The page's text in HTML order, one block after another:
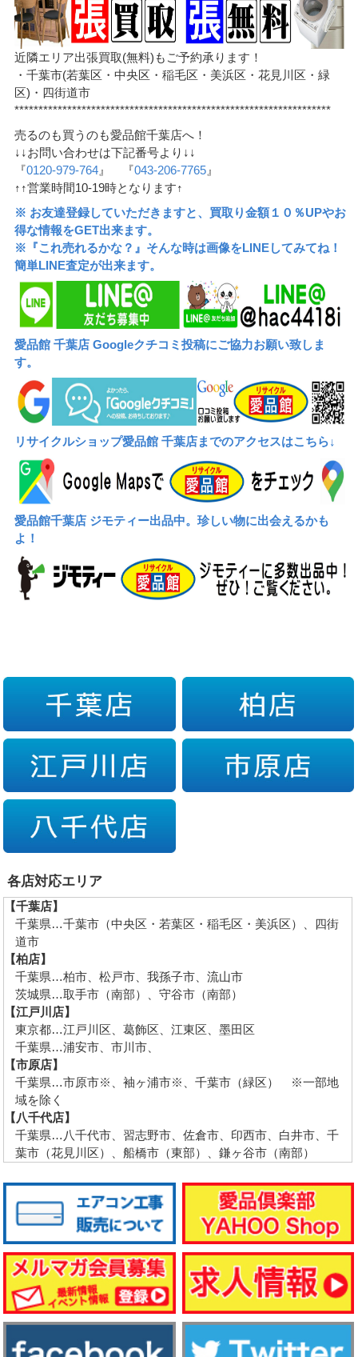
近隣エリア出張買取(無料)もご予約承ります！
・千葉市(若葉区・中央区・稲毛区・美浜区・花見川区・緑
区)・四街道市
******************************************************************
売るのも買うのも愛品館千葉店へ！
↓↓お問い合わせは下記番号より↓↓
『0120-979-764 』 『043-206-7765 』
↑↑営業時間10-19時となります↑
※ お友達登録していただきますと、買取り金額１０％UPやお
得な情報をGET出来ます。
※『これ売れるかな？』そんな時は画像をLINEしてみてね！
簡単LINE査定が出来ます。
愛品館 千葉店 Googleクチコミ投稿にご協力お願い致しま
す。
リサイクルショップ愛品館 千葉店までのアクセスはこちら↓
愛品館千葉店 ジモティー出品中。珍しい物に出会えるかも
よ！
各店対応エリア
【千葉店】
千葉県…千葉市（中央区・若葉区・稲毛区・美浜区）、四街
道市
【柏店】
千葉県…柏市、松戸市、我孫子市、流山市
茨城県…取手市（南部）、守谷市（南部）
【江戸川店】
東京都…江戸川区、葛飾区、江東区、墨田区
千葉県…浦安市、市川市、
【市原店】
千葉県…市原市※、袖ヶ浦市※、千葉市（緑区） ※一部地
域を除く
【八千代店】
千葉県…八千代市、習志野市、佐倉市、印西市、白井市、千
葉市（花見川区）、船橋市（東部）、鎌ヶ谷市（南部）